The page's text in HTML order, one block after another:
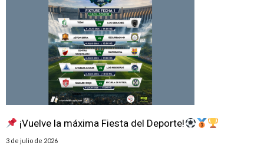
¡Vuelve la máxima Fiesta del Deporte!
3 de julio de 2026